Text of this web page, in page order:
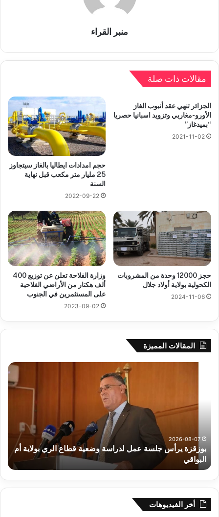
منبر القراء
مقالات ذات صلة
الجزائر تنهي عقد أنبوب الغاز
الأورو-مغاربي وتزويد اسبانيا حصريا
“بميدغاز”
2021-11-02
حجم امدادات ايطاليا بالغاز سيتجاوز
25 مليار متر مكعب قبل نهاية
السنة
2022-09-22
حجز 12000 وحدة من المشروبات
الكحولية بولاية أولاد جلال
2024-11-06
وزارة الفلاحة تعلن عن توزيع 400
ألف هكتار من الأراضي الفلاحية
على المستثمرين في الجنوب
2023-09-02
المقالات المميزة
عمل لدراسة وضعية قطاع الري بولاية أم
بداء
التوحد
2026-08-07
رهان على الادماج
أخر الفيديوهات